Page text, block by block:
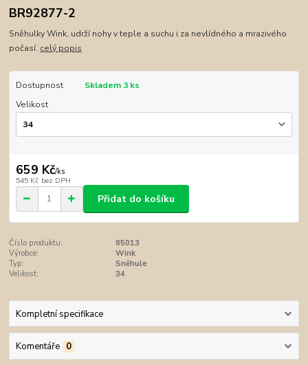
BR92877-2
Sněhulky Wink, udrží nohy v teple a suchu i za nevlídného a mrazivého
počasí. celý popis
Dostupnost
Skladem 3 ks
Velikost
659 Kč/ks
545 Kč bez DPH
Přidat do košíku
Číslo produktu:
85013
Výrobce:
Wink
Typ:
Sněhule
Velikost:
34
Kompletní specifikace
Komentáře 0